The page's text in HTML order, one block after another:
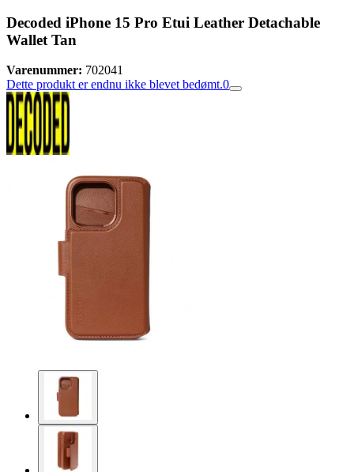
Decoded iPhone 15 Pro Etui Leather Detachable
Wallet Tan
Varenummer: 702041
Dette produkt er endnu ikke blevet bedømt.0